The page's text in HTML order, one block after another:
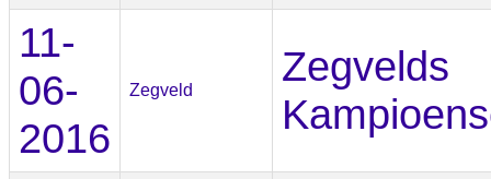
11-
06-
2016
Zegveld
Zegvelds